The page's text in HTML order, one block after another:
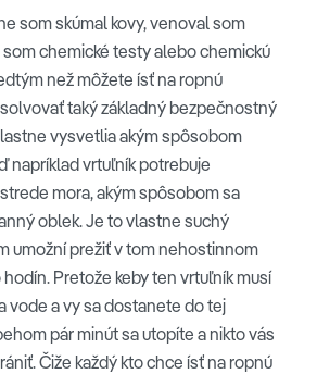
som skúmal kovy, venoval som
chemické testy alebo chemickú
než môžete ísť na ropnú
taký základný bezpečnostný
vysvetlia akým spôsobom
napríklad vrtuľník potrebuje
mora, akým spôsobom sa
oblek. Je to vlastne suchý
umožní prežiť v tom nehostinnom
Pretože keby ten vrtuľník musí
vode a vy sa dostanete do tej
pár minút sa utopíte a nikto vás
Čiže každý kto chce ísť na ropnú